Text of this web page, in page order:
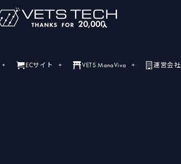
ECサイト VETS ManaViva 運営会社